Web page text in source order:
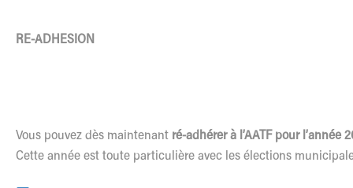
RE-ADHESION
Vous pouvez dès maintenant ré-adhérer à l’AATF pour l’année
Cette année est toute particulière avec les élections